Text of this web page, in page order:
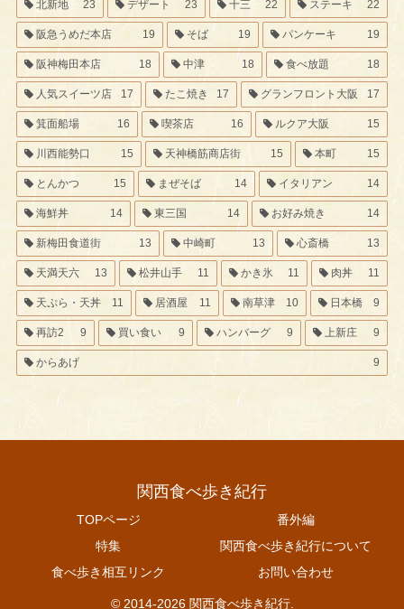
北新地 23 デザート 23 十三 22 ステーキ 22
阪急うめだ本店 19 そば 19 パンケーキ 19
阪神梅田本店 18 中津 18 食べ放題 18
人気スイーツ店 17 たこ焼き 17 グランフロント大阪 17
箕面船場 16 喫茶店 16 ルクア大阪 15
川西能勢口 15 天神橋筋商店街 15 本町 15
とんかつ 15 まぜそば 14 イタリアン 14
海鮮丼 14 東三国 14 お好み焼き 14
新梅田食道街 13 中崎町 13 心斎橋 13
天満天六 13 松井山手 11 かき氷 11 肉丼 11
天ぷら・天丼 11 居酒屋 11 南草津 10 日本橋 9
再訪2 9 買い食い 9 ハンバーグ 9 上新庄 9
からあげ 9
関西食べ歩き紀行
TOPページ
番外編
特集
関西食べ歩き紀行について
食べ歩き相互リンク
お問い合わせ
© 2014-2026 関西食べ歩き紀行.